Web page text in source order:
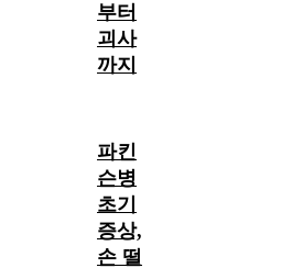
부터
괴사
까지
파킨
슨병
초기
증상,
손 떨